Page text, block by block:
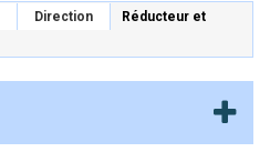
Direction
Réducteur et